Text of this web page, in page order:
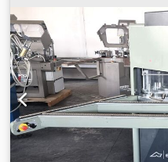
l/min, maskinvikt: ca 1200
Chodpfjwwlk Nex Am Usa